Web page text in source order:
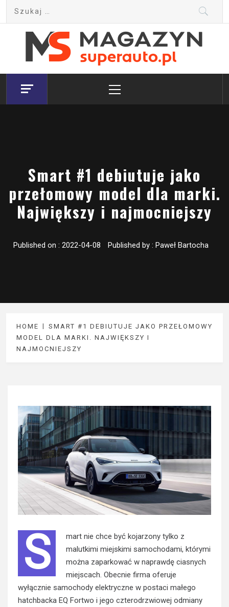
Magazyn.Superauto.pl
Nowy portal motoryzacyjny
Menu
Smart #1 debiutuje jako
przełomowy model dla marki.
Największy i najmocniejszy
Published on : 2022-04-08 Published by : Paweł Bartocha
HOME
SMART #1 DEBIUTUJE JAKO PRZEŁOMOWY
MODEL DLA MARKI. NAJWIĘKSZY I
NAJMOCNIEJSZY
S
mart nie chce być kojarzony tylko z
malutkimi miejskimi samochodami, którymi
można zaparkować w naprawdę ciasnych
miejscach. Obecnie firma oferuje
wyłącznie samochody elektryczne w postaci małego
hatchbacka EQ Fortwo i jego czterodrzwiowej odmiany